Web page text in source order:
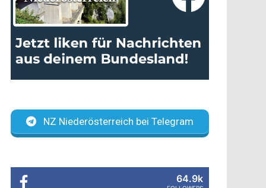
NZ Niederösterreich bei Telegram
64.9k